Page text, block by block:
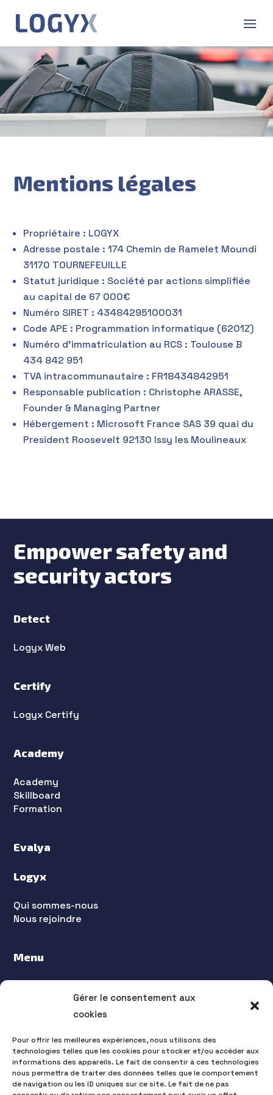
Gérer le consentement aux
cookies
Pour offrir les meilleures expériences, nous utilisons des
technologies telles que les cookies pour stocker et/ou accéder aux
informations des appareils. Le fait de consentir à ces technologies
nous permettra de traiter des données telles que le comportement
de navigation ou les ID uniques sur ce site. Le fait de ne pas
Mentions légales
Propriétaire : LOGYX
Adresse postale : 174 Chemin de Ramelet Moundi
31170 TOURNEFEUILLE
Statut juridique : Société par actions simplifiée
au capital de 67 000€
Numéro SIRET : 43484295100031
Code APE : Programmation informatique (6201Z)
Numéro d’immatriculation au RCS : Toulouse B
434 842 951
TVA intracommunautaire : FR18434842951
Responsable publication : Christophe ARASSE,
Founder & Managing Partner
Hébergement : Microsoft France SAS 39 quai du
President Roosevelt 92130 Issy les Moulineaux
Empower safety and
security actors
Detect
Logyx Web
Certify
Logyx Certify
Academy
Academy
Skillboard
Formation
Evalya
Logyx
Qui sommes-nous
Nous rejoindre
Menu